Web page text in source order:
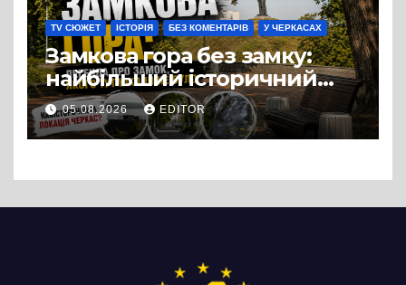
TV СЮЖЕТ ІСТОРІЯ БЕЗ КОМЕНТАРІВ У ЧЕРКАСАХ
Замкова гора без замку:
найбільший історичний
міф Черкас
05.08.2026 EDITOR